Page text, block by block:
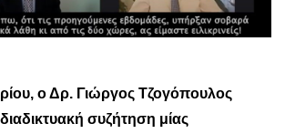
ο Δρ. Γιώργος Τζογόπουλος
συζήτηση μίας